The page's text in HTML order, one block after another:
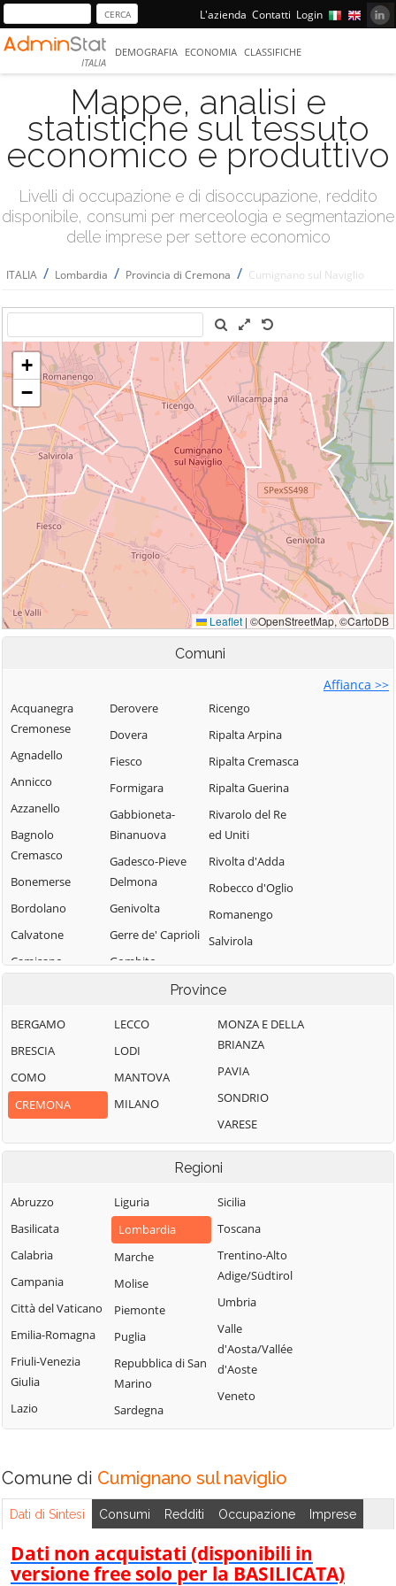
L'azienda Contatti Login
ITALIA
DEMOGRAFIA ECONOMIA CLASSIFICHE
Mappe, analisi e
statistiche sul tessuto
economico e produttivo
Livelli di occupazione e di disoccupazione, reddito
disponibile, consumi per merceologia e segmentazione
delle imprese per settore economico
ITALIA / Lombardia / Provincia di Cremona / Cumignano sul Naviglio
Comuni
Affianca >>
Acquanegra
Cremonese
Agnadello
Annicco
Azzanello
Bagnolo
Cremasco
Bonemerse
Bordolano
Calvatone
Camisano
Cantone
Cappella de'
Capralba
Uniti
Casale Cremasco-
Vidolasco
Casaletto
Sopra
Casaletto Vaprio
Casteldidone
Castelleone
Castelvisconti
Cella Dati
Derovere
Dovera
Fiesco
Formigara
Gabbioneta-
Binanuova
Gadesco-Pieve
Delmona
Genivolta
Gerre de' Caprioli
Gombito
Uniti
Gussola
Isola Dovarese
Martignana di Po
Monte Cremasco
Offanengo
Olmeneta
Paderno
Palazzo Pignano
Pandino
Persico Dosimo
Pescarolo ed
Uniti
Ricengo
Ripalta Arpina
Ripalta Cremasca
Ripalta Guerina
Rivarolo del Re
ed Uniti
Rivolta d'Adda
Robecco d'Oglio
Romanengo
Salvirola
San Bassano
San Daniele Po
San Giovanni in
Croce
San Martino del
Scandolara Ripa
Sergnano
Sesto ed Uniti
Solarolo Rainerio
Soncino
Sospiro
Spinadesco
Spineda
Lombardo
Torlino Vimercati
Tornata
Torre de'
Province
BERGAMO
BRESCIA
COMO
CREMONA
LECCO
LODI
MANTOVA
MILANO
MONZA E DELLA
BRIANZA
PAVIA
SONDRIO
VARESE
Regioni
Abruzzo
Basilicata
Calabria
Campania
Città del Vaticano
Emilia-Romagna
Friuli-Venezia
Giulia
Lazio
Liguria
Lombardia
Marche
Molise
Piemonte
Puglia
Repubblica di San
Marino
Sardegna
Sicilia
Toscana
Trentino-Alto
Adige/Südtirol
Umbria
Valle
d'Aosta/Vallée
d'Aoste
Veneto
Comune di Cumignano sul naviglio
Dati di Sintesi Consumi Redditi Occupazione Imprese
Dati non acquistati (disponibili in
versione free solo per la BASILICATA)